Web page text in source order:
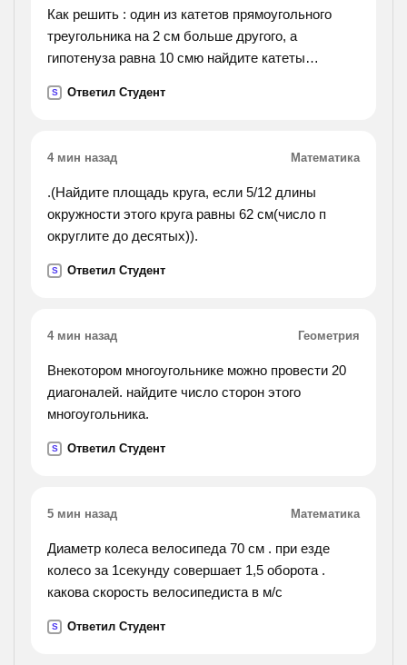
хрящ, напоминающий перстень с печаткой.
премиями удостоены более 100 человек. 9)мы
тракторы. 10)хотя в году мы и неплохо
Как решить : один из катетов прямоугольного
треугольника на 2 см больше другого, а
гипотенуза равна 10 смю найдите катеты
S Ответил Студент
4 мин назад Математика
.(Найдите площадь круга, если 5/12 длины
окружности этого круга равны 62 см(число п
округлите до десятых)).
S Ответил Студент
4 мин назад Геометрия
Внекотором многоугольнике можно провести 20
диагоналей. найдите число сторон этого
многоугольника.
S Ответил Студент
5 мин назад Математика
Диаметр колеса велосипеда 70 см . при езде
колесо за 1секунду совершает 1,5 оборота .
какова скорость велосипедиста в м/с
S Ответил Студент